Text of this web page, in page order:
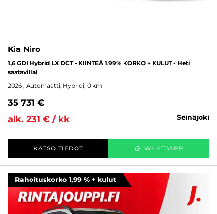
Kia Niro
1,6 GDI Hybrid LX DCT - KIINTEÄ 1,99% KORKO + KULUT - Heti
saatavilla!
2026 , Automaatti, Hybridi, 0 km
35 731 €
alk. 231 € / kk
seinäjoki
KATSO TIEDOT WHATSAPP
Rahoituskorko 1,99 % + kulut